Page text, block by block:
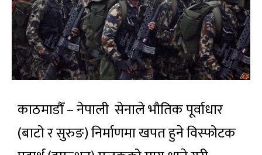
काठमाडौँ – नेपाली सेनाले भौतिक पूर्वाधार
(बाटो र सुरुङ) निर्माणमा खपत हुने विस्फोटक